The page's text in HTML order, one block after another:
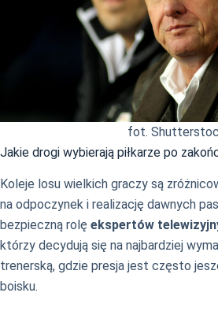
fot.
Jakie drogi wybierają piłkarze po
Koleje losu wielkich graczy są
na odpoczynek i realizację dawnych
bezpieczną rolę ekspertów
którzy decydują się na najbardziej
trenerską, gdzie presja jest często
boisku.